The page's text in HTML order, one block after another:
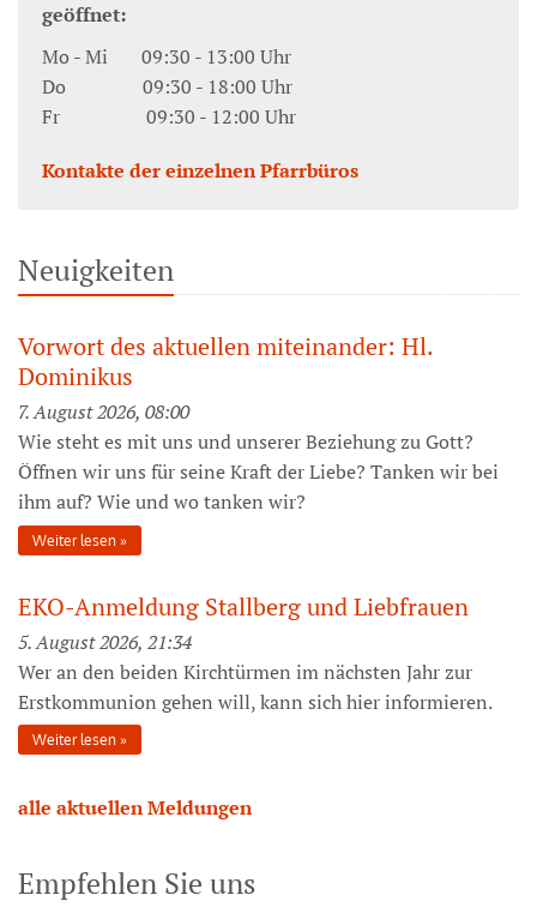
geöffnet:
Mo - Mi 09:30 - 13:00 Uhr
Do 09:30 - 18:00 Uhr
Fr 09:30 - 12:00 Uhr
Kontakte der einzelnen Pfarrbüros
Neuigkeiten
Vorwort des aktuellen miteinander: Hl.
Dominikus
7. August 2026, 08:00
Wie steht es mit uns und unserer Beziehung zu Gott?
Öffnen wir uns für seine Kraft der Liebe? Tanken wir bei
ihm auf? Wie und wo tanken wir?
Weiter lesen
EKO-Anmeldung Stallberg und Liebfrauen
5. August 2026, 21:34
Wer an den beiden Kirchtürmen im nächsten Jahr zur
Erstkommunion gehen will, kann sich hier informieren.
Weiter lesen
alle aktuellen Meldungen
Empfehlen Sie uns